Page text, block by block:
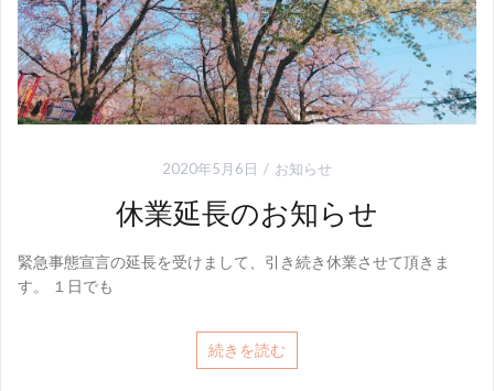
2020年5月6日 お知らせ
休業延長のお知らせ
緊急事態宣言の延長を受けまして、引き続き休業させて頂きま
す。 １日でも
続きを読む